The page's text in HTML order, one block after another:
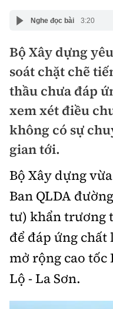
Thời sự
Chính trị
Xã hội
Chuyện dọc đường
Cải chính
Xây dựng
Chỉ đạo điều hành
Quy hoạch kiến trúc
Vật liệu xây dựng
Giám định chất lượng
Quản lý đô thị
Giao thông
Quản lý
Đường bộ
Hàng không
Đường sắt
Đăng kiểm
Đường sắt tốc độ cao
Kinh tế
Thị trường
Tài chính
Chứng khoán
Bảo hiểm
Doanh nghiệp
Pháp luật
Thanh tra
An ninh hình sự
Điều tra
Pháp đình
An toàn giao thông
Giao thông 24h
ATGT địa phương
Văn hóa giao thông
Chất lượng sống
Giáo dục
Y tế
Văn hóa - Giải Trí
Thể thao
Nghe đọc bài 3:20
Bộ Xây dựng
soát chặt chẽ
thầu chưa đáp
xem xét điều
không có sự
gian tới.
Bộ Xây dựng
Ban QLDA
tư) khẩn trương
để đáp ứng
mở rộng cao tốc
Lộ - La Sơn.